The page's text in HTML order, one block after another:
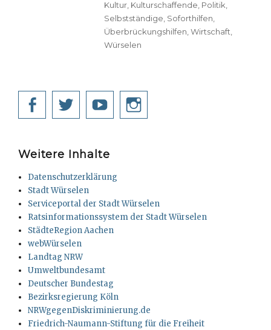
Kultur Kulturschaffende Politik
Selbstständige Soforthilfen
Überbrückungshilfen ,Wirtschaft
Würselen
Facebook
TwitterYouTube
Weitere Inhalte
Datenschutzerklärung
Stadt Würselen
Serviceportal der Stadt Würselen
Ratsinformationssystem der Stadt Würselen
StädteRegion Aachen
webWürselen
Landtag NRW
Umweltbundesamt
Deutscher Bundestag
Bezirksregierung Köln
NRWgegenDiskriminierung.de
Friedrich-Naumann-Stiftung für die Freiheit